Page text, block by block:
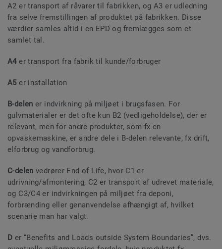
A2 er transport af råvarer til fabrikken, og A3 er udledning
fra selve fremstillingen af produktet på fabrikken. Disse
værdier samles altid i en EPD og fremlægges som et
samlet tal.
A4er transport fra fabrik til kunde/forbruger
A5er installation
B-delen er indvirkning på miljøet i brugsfasen. For
gulvmaterialer er det ofte kun B2 (vedligeholdelse), der er
relevant, men for andre produkter, som fx en
opvaskemaskine, er andre dele i B-delen relevante, fx drift,
elforbrug og vandforbrug.
C-delen vedrører End of Life, hvor C1 er
udrivning/afmontering, C2 er transport af udrevet materiale,
og C3/C4 er indvirkningen på miljøet fra deponi,
forbrænding eller genanvendelse afhængigt af, hvilket
scenarie man har valgt.
D er “Benefits and Loads outside System Boundaries”, dvs.